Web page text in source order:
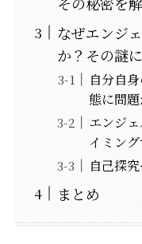
なぜエンジ
か？その謎
自分自
態に問
エンジ
イミン
自己探
まとめ